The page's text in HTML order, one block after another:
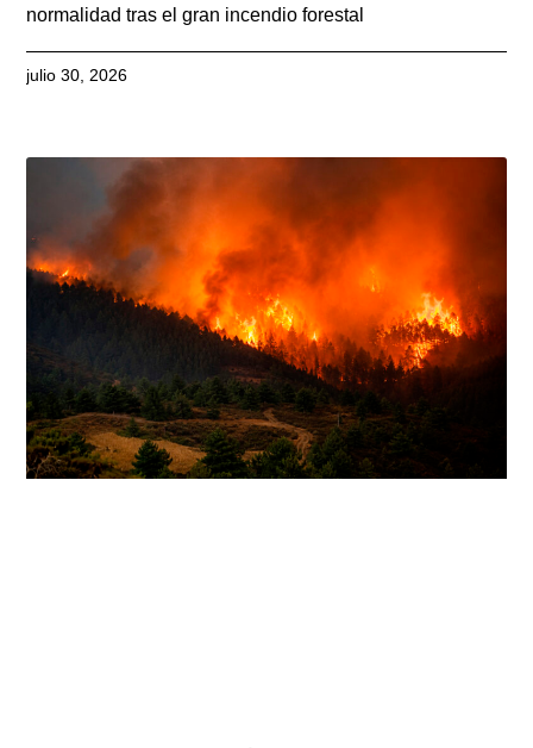
normalidad tras el gran incendio forestal
julio 30, 2026